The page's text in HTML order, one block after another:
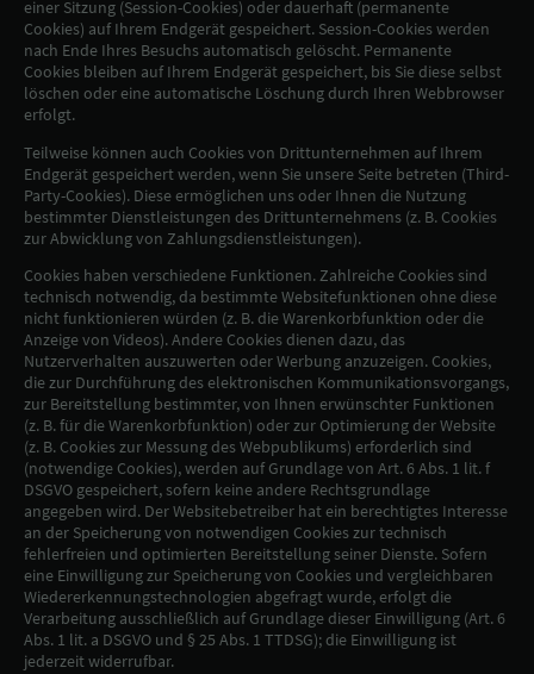
einer Sitzung (Session-Cookies) oder dauerhaft (permanente
Cookies) auf Ihrem Endgerät gespeichert. Session-Cookies werden
nach Ende Ihres Besuchs automatisch gelöscht. Permanente
Cookies bleiben auf Ihrem Endgerät gespeichert, bis Sie diese selbst
löschen oder eine automatische Löschung durch Ihren Webbrowser
erfolgt.
Teilweise können auch Cookies von Drittunternehmen auf Ihrem
Endgerät gespeichert werden, wenn Sie unsere Seite betreten (Third-
Party-Cookies). Diese ermöglichen uns oder Ihnen die Nutzung
bestimmter Dienstleistungen des Drittunternehmens (z. B. Cookies
zur Abwicklung von Zahlungsdienstleistungen).
Cookies haben verschiedene Funktionen. Zahlreiche Cookies sind
technisch notwendig, da bestimmte Websitefunktionen ohne diese
nicht funktionieren würden (z. B. die Warenkorbfunktion oder die
Anzeige von Videos). Andere Cookies dienen dazu, das
Nutzerverhalten auszuwerten oder Werbung anzuzeigen. Cookies,
die zur Durchführung des elektronischen Kommunikationsvorgangs,
zur Bereitstellung bestimmter, von Ihnen erwünschter Funktionen
(z. B. für die Warenkorbfunktion) oder zur Optimierung der Website
(z. B. Cookies zur Messung des Webpublikums) erforderlich sind
(notwendige Cookies), werden auf Grundlage von Art. 6 Abs. 1 lit. f
DSGVO gespeichert, sofern keine andere Rechtsgrundlage
angegeben wird. Der Websitebetreiber hat ein berechtigtes Interesse
an der Speicherung von notwendigen Cookies zur technisch
fehlerfreien und optimierten Bereitstellung seiner Dienste. Sofern
eine Einwilligung zur Speicherung von Cookies und vergleichbaren
Wiedererkennungstechnologien abgefragt wurde, erfolgt die
Verarbeitung ausschließlich auf Grundlage dieser Einwilligung (Art. 6
Abs. 1 lit. a DSGVO und § 25 Abs. 1 TTDSG); die Einwilligung ist
jederzeit widerrufbar.